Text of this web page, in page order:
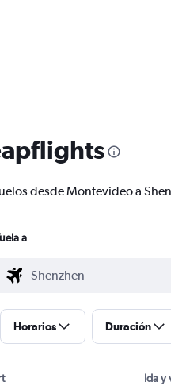
desde Montevideo a
a
Horarios Duración
Ida y